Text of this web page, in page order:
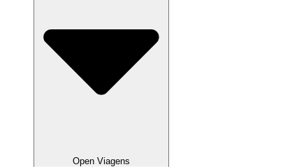
Open Viagens